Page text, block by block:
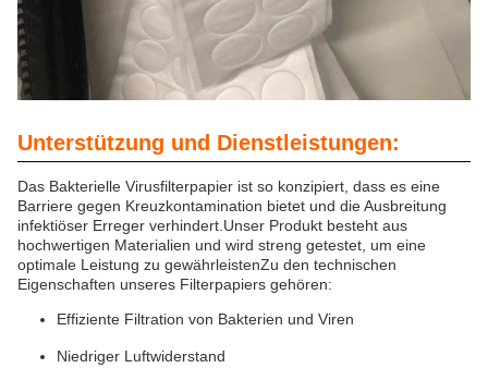
Unterstützung und Dienstleistungen:
Das Bakterielle Virusfilterpapier ist so konzipiert, dass es eine
Barriere gegen Kreuzkontamination bietet und die Ausbreitung
infektiöser Erreger verhindert.Unser Produkt besteht aus
hochwertigen Materialien und wird streng getestet, um eine
optimale Leistung zu gewährleistenZu den technischen
Eigenschaften unseres Filterpapiers gehören:
Effiziente Filtration von Bakterien und Viren
Niedriger Luftwiderstand